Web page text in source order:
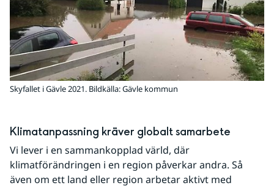
Skyfallet i Gävle 2021. Bildkälla: Gävle kommun
Klimatanpassning kräver globalt samarbete
Vi lever i en sammankopplad värld, där
klimatförändringen i en region påverkar andra. Så
även om ett land eller region arbetar aktivt med